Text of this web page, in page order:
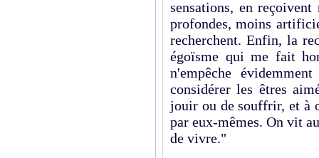
sensations, en
profondes, moins
recherchent. Enfin, la
égoïsme qui me fait
n'empêche
considérer les êtres
jouir ou de souffrir, et à
par eux-mêmes. On vit
de vivre."